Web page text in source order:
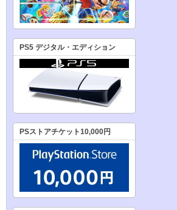
PS5 デジタル・エディション
PSストアチケット10,000円